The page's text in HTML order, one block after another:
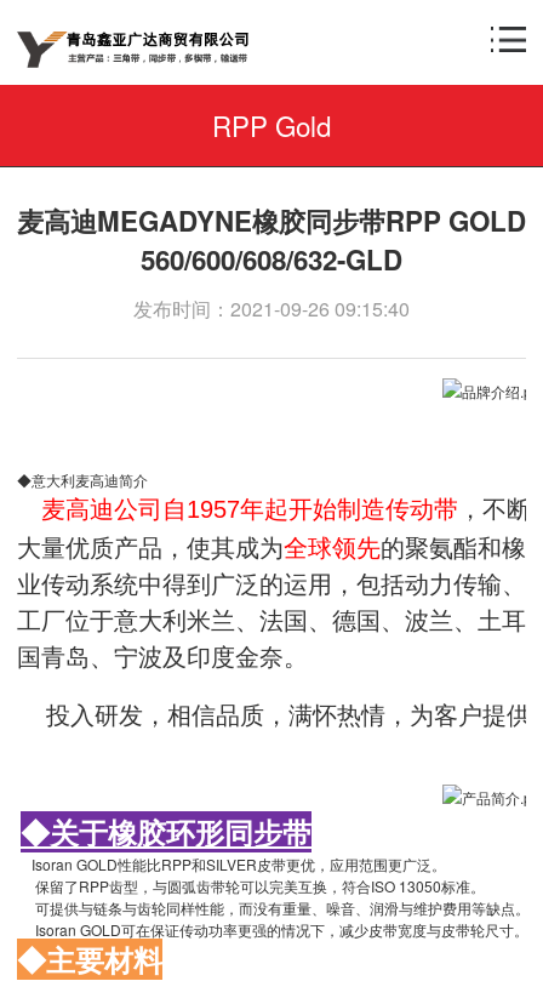
RPP Gold
麦高迪MEGADYNE橡胶同步带RPP GOLD
560/600/608/632-GLD
发布时间：2021-09-26 09:15:40
◆意大利麦高迪简介
麦高迪公司自1957年起开始制造传动带 ，不
大量优质产品，使其成为全球领先的聚氨酯和橡
业传动系统中得到广泛的运用，包括动力传输、
工厂位于意大利米兰、法国、德国、波兰、土耳
国青岛、宁波及印度金奈。
投入研发，相信品质，满怀热情，为客户提
◆关于橡胶环形同步带
Isoran GOLD性能比RPP和SILVER皮带更优，应用范围更广泛。
保留了RPP齿型，与圆弧齿带轮可以完美互换，符合ISO 13050标准。
可提供与链条与齿轮同样性能，而没有重量、噪音、润滑与维护费用等缺点。
Isoran GOLD可在保证传动功率更强的情况下，减少皮带宽度与皮带轮尺寸。
◆主要材料